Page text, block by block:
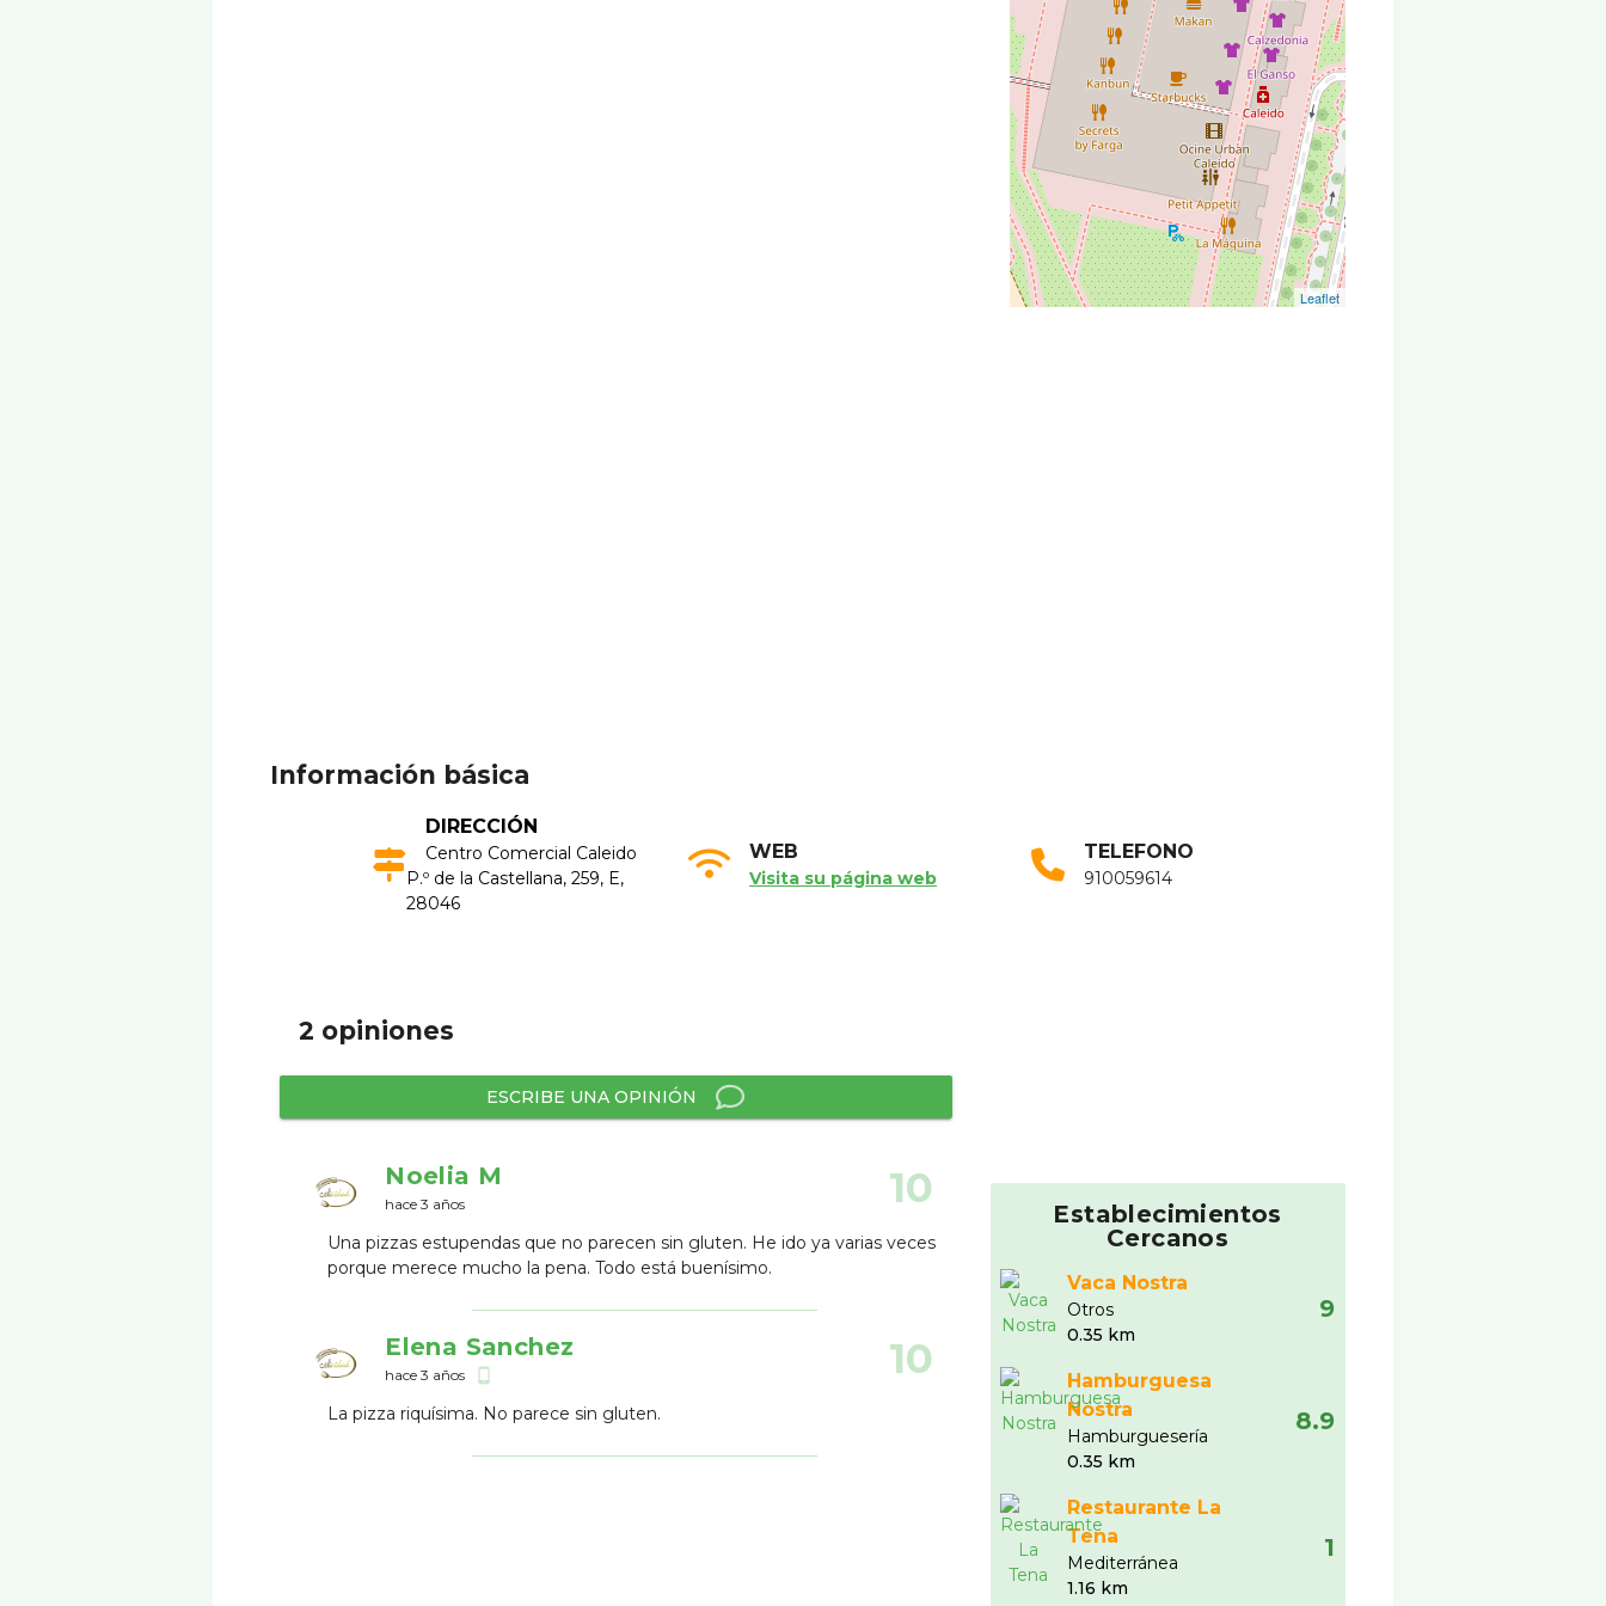
Leaflet
Información básica
DIRECCIÓN
Centro Comercial Caleido
P.º de la Castellana, 259, E,
28046
WEB
Visita su página web
TELEFONO
910059614
2 opiniones
ESCRIBE UNA OPINIÓN
Noelia M
hace 3 años 10
Una pizzas estupendas que no parecen sin gluten. He ido ya varias veces
porque merece mucho la pena. Todo está buenísimo.
Elena Sanchez
hace 3 años phone_android 10
La pizza riquísima. No parece sin gluten.
Establecimientos
Cercanos
Vaca Nostra
Otros
0.35 km
9
Hamburguesa
Nostra
Hamburgueserí­a
0.35 km
8.9
Restaurante La
Tena
Mediterránea
1.16 km
1